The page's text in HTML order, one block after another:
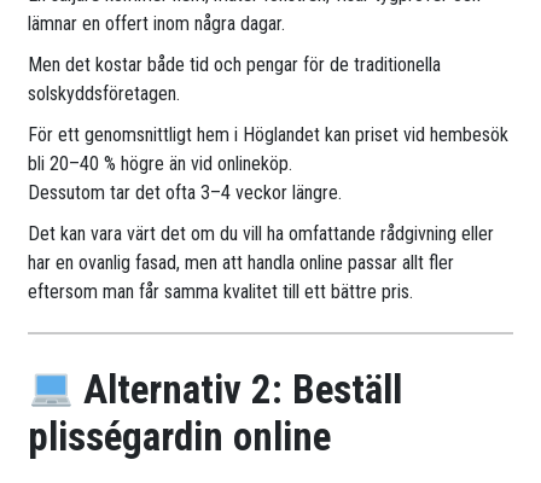
lämnar en offert inom några dagar.
Men det kostar både tid och pengar för de traditionella
solskyddsföretagen.
För ett genomsnittligt hem i Höglandet kan priset vid hembesök
bli 20–40 % högre än vid onlineköp.
Dessutom tar det ofta 3–4 veckor längre.
Det kan vara värt det om du vill ha omfattande rådgivning eller
har en ovanlig fasad, men att handla online passar allt fler
eftersom man får samma kvalitet till ett bättre pris.
Alternativ 2: Beställ
plisségardin online